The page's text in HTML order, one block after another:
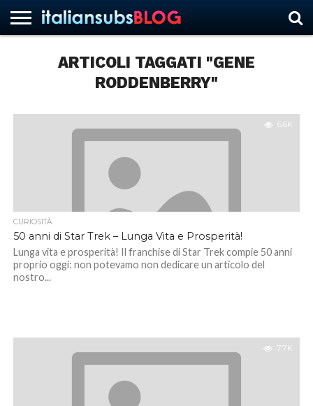
ARTICOLI TAGGATI "GENE
RODDENBERRY"
6.6K
CURIOSITÀ
50 anni di Star Trek – Lunga Vita e Prosperità!
Lunga vita e prosperità! Il franchise di Star Trek compie 50 anni
proprio oggi: non potevamo non dedicare un articolo del
nostro...
7.7K